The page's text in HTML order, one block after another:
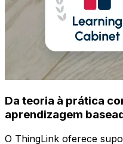
Da teoria à prática
aprendizagem
O ThingLink oferece